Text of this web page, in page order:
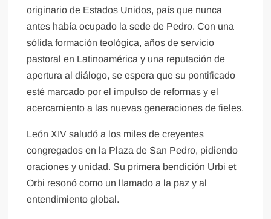
originario de Estados Unidos, país que nunca
antes había ocupado la sede de Pedro. Con una
sólida formación teológica, años de servicio
pastoral en Latinoamérica y una reputación de
apertura al diálogo, se espera que su pontificado
esté marcado por el impulso de reformas y el
acercamiento a las nuevas generaciones de fieles.
León XIV saludó a los miles de creyentes
congregados en la Plaza de San Pedro, pidiendo
oraciones y unidad. Su primera bendición Urbi et
Orbi resonó como un llamado a la paz y al
entendimiento global.